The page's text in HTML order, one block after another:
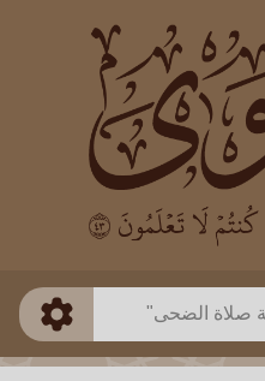
طريقة البحث
ذكي